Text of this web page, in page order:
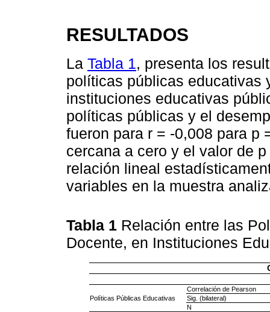
RESULTADOS
La Tabla 1, presenta los
políticas públicas educativas
instituciones educativas
políticas públicas y el
fueron para r = -0,008 para p
cercana a cero y el valor de
relación lineal
variables en la muestra
Tabla 1 Relación entre las
Docente, en Instituciones
Políticas Públicas Educativas
Correlación de Pearson
Sig. (bilateral)
N